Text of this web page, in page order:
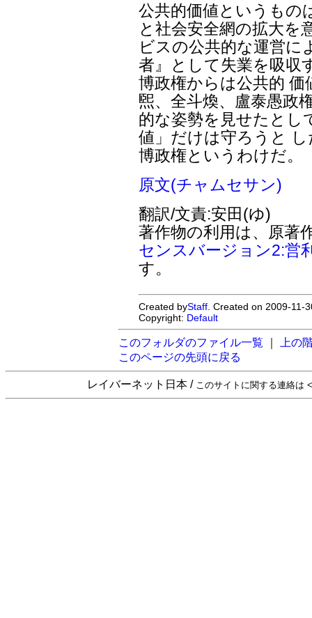
公共的価値というもの
と社会安全網の拡大を
ビスの公共的な運営に
者』として失業を吸収
博政権からは公共的
煕、全斗煥、盧泰愚政
的な姿勢を見せたとし
値」だけは守ろうと
博政権というわけだ。
原文(チャムセサン)
翻訳/文責:安田(ゆ)
著作物の利用は、原著
センスバージョン2:営
す。
Created byStaff . Created on 2009-
Copyright: Default
このフォルダのファイル一覧
上の
このページの先頭に戻る
レイバーネット日本 / このサイトに関する連絡は